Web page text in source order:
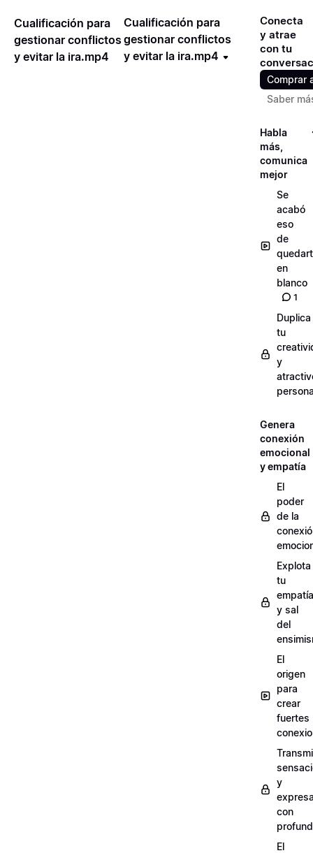
Cualificación para
gestionar conflictos
y evitar la ira.mp4
Cualificación para
gestionar conflictos
y evitar la ira.mp4
Conecta
y atrae
con tu
Comprar
Saber
Habla
más,
comunica
mejor
Se
acabó
eso
de
en
blanco
1
Duplica
tu
y
Genera
conexión
emocional
y empatía
El
poder
de la
Explota
tu
empatía
y sal
del
El
origen
para
crear
fuertes
y
con
El